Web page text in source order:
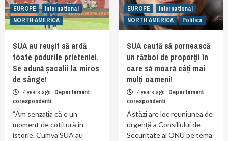
EUROPE
International
NORTH AMERICA
SUA au reușit să ardă
toate podurile prieteniei.
Se adună șacalii la miros
de sânge!
4 years ago Departament
corespondenti
“Am senzația că e un
moment de cotitură în
istorie. Cumva SUA au
EUROPE
International
NORTH AMERICA
Politica
SUA caută să pornească
un război de proporţii în
care să moară câți mai
mulți oameni!
4 years ago Departament
corespondenti
Astăzi are loc reuniunea de
urgenţă a Consiliului de
Securitate al ONU pe tema